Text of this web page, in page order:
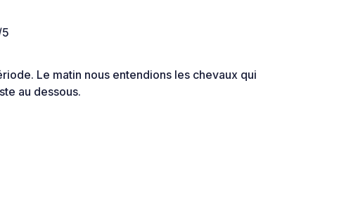
Le matin nous entendions les chevaux qui
au dessous.